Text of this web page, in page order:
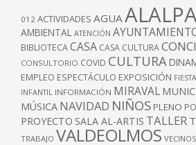
012 ACTIVIDADES AGUA
AMBIENTAL ATENCIÓN
BIBLIOTECACASA CASA CULTURA
CONSULTORIO COVID CULTURA
EMPLEO ESPECTÁCULO EXPOSICIÓN FIESTA
INFANTIL INFORMACIÓN MIRAVAL
MÚSICA NAVIDAD NIÑOS PLENO
PROYECTO SALA AL-ARTIS TALLER
TRABAJO VALDEOLMOS VECINOS